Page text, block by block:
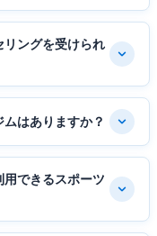
ングを受けられ
はありますか？
できるスポーツ